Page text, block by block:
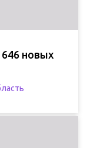
новых